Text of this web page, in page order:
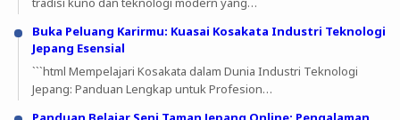
Buka Peluang Karirmu: Kuasai Kosakata Industri Teknologi
Jepang Esensial
```html Mempelajari Kosakata dalam Dunia Industri Teknologi
Jepang: Panduan Lengkap untuk Profesion…